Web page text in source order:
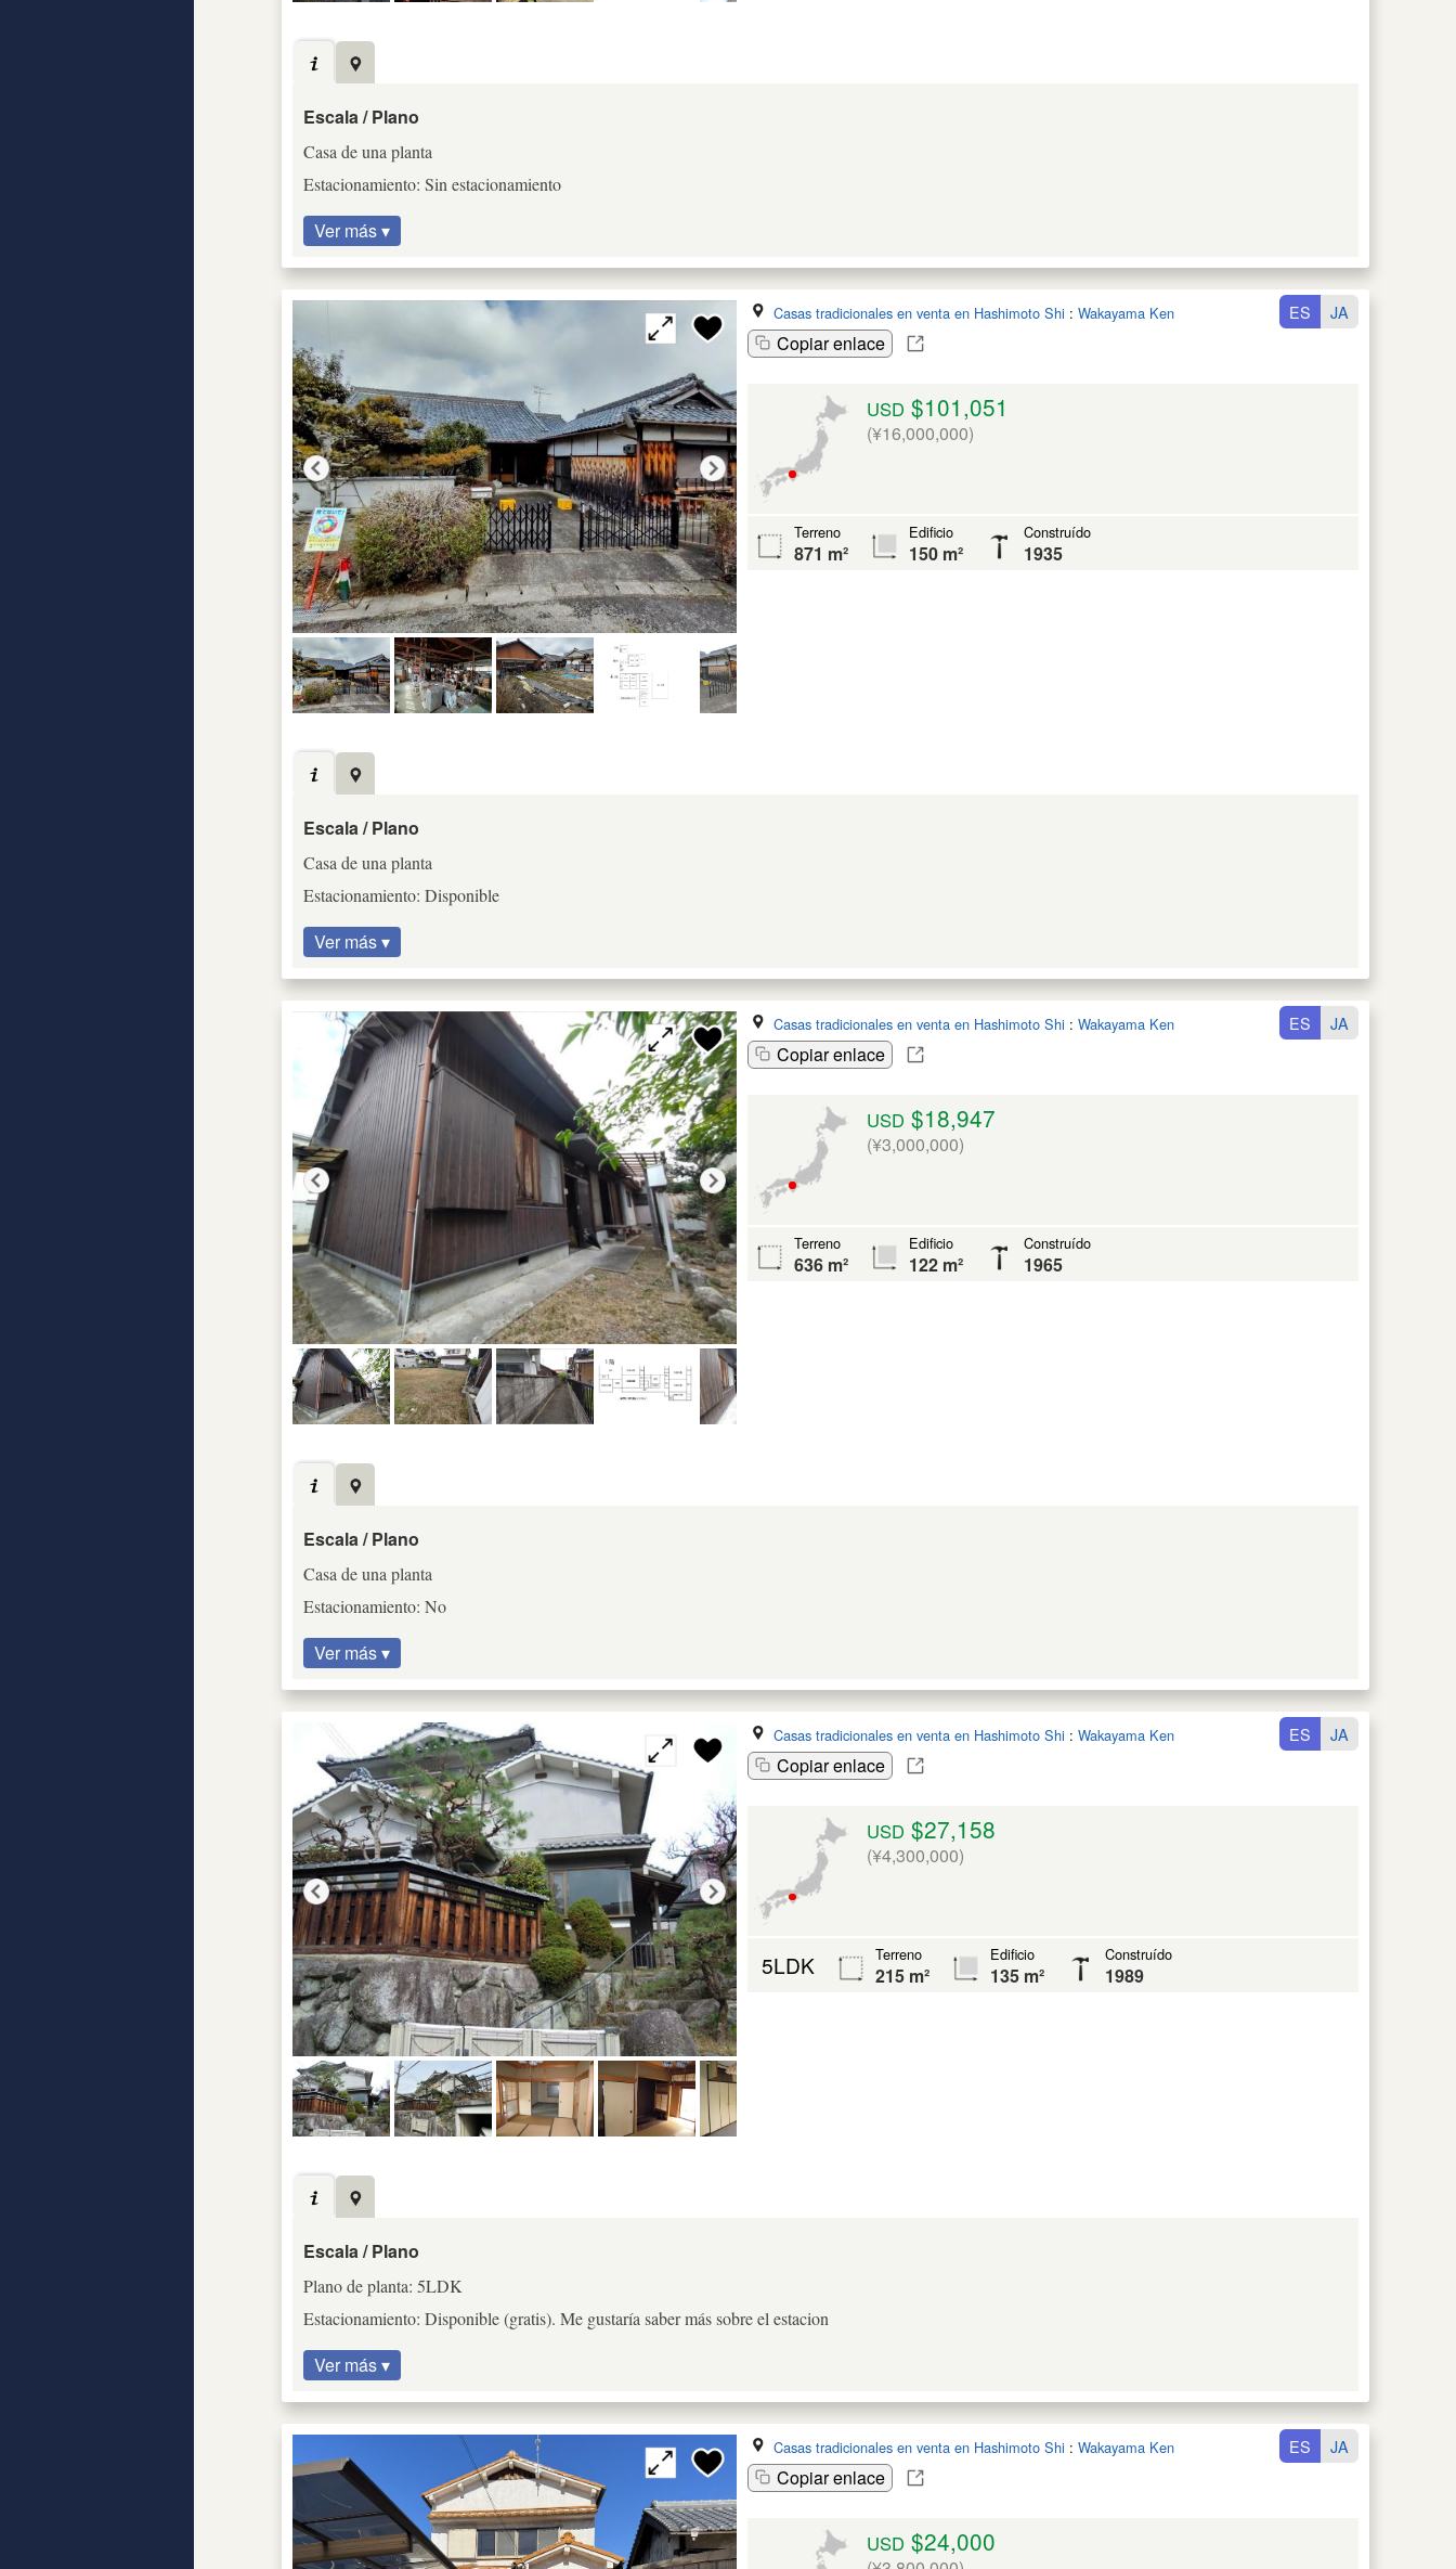
Escala / Plano
Casa de una planta
Estacionamiento: Sin estacionamiento
Ver más ▾
Casas tradicionales en venta en Hashimoto Shi : Wakayama Ken
Copiar enlace
ES JA
USD $101,051
(¥16,000,000)
Terreno
871 m²
Edificio
150 m²
Construído
1935
Escala / Plano
Casa de una planta
Estacionamiento: Disponible
Ver más ▾
Casas tradicionales en venta en Hashimoto Shi : Wakayama Ken
Copiar enlace
ES JA
USD $18,947
(¥3,000,000)
Terreno
636 m²
Edificio
122 m²
Construído
1965
Escala / Plano
Casa de una planta
Estacionamiento: No
Ver más ▾
Casas tradicionales en venta en Hashimoto Shi : Wakayama Ken
Copiar enlace
ES JA
USD $27,158
(¥4,300,000)
5LDK Terreno
215 m²
Edificio
135 m²
Construído
1989
Escala / Plano
Plano de planta: 5LDK
Estacionamiento: Disponible (gratis). Me gustaría saber más sobre el estacion
Ver más ▾
Casas tradicionales en venta en Hashimoto Shi : Wakayama Ken
Copiar enlace
ES JA
USD $24,000